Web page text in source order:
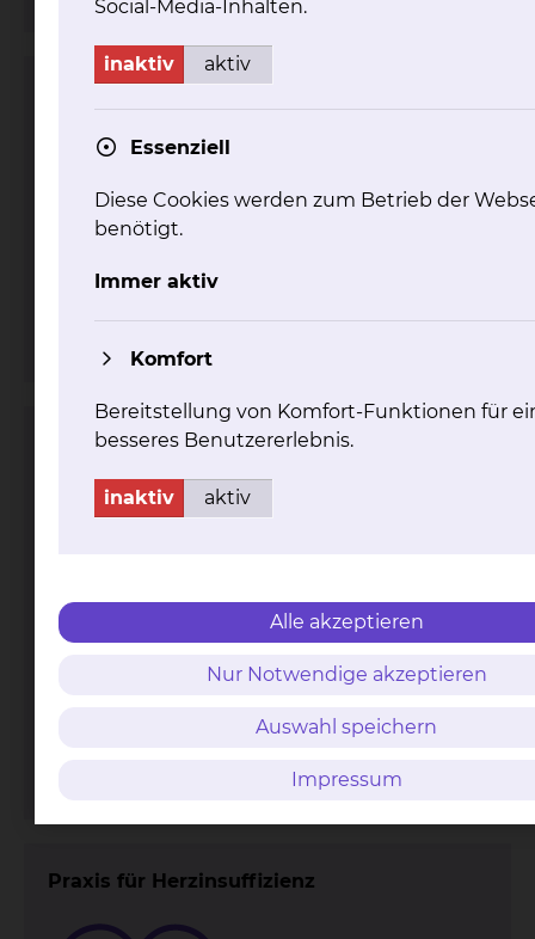
Schrittmacherambulanz
Fichtengrund 1, 38126 Braunschweig
Praxis für Herzinsuffizienz
Social-Media-Inhalten.
inaktiv aktiv
Essenziell
Diese Cookies werden zum Betrieb der
benötigt.
Immer aktiv
Komfort
Bereitstellung von Komfort-Funktionen für
besseres Benutzererlebnis.
inaktiv aktiv
Alle akzeptieren
Nur Notwendige akzeptieren
Auswahl speichern
Impressum